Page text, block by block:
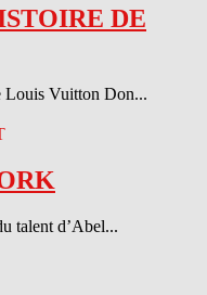
DE
Louis Vuitton Don...
talent d’Abel...